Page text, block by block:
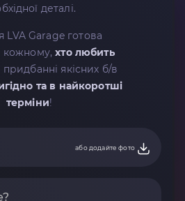
деталі.
LVA Garage готова
кожному,хто любить
придбанні якісних б/в
та в найкоротші
терміни!
або додайте фото